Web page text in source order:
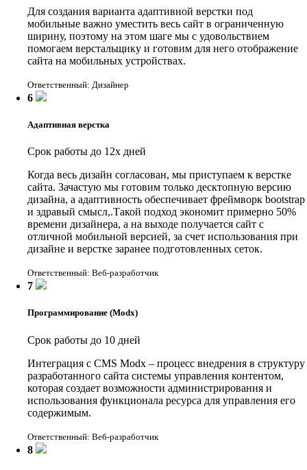
Для создания варианта адаптивной верстки под
мобильные важно уместить весь сайт в ограниченную
ширину, поэтому на этом шаге мы с удовольствием
помогаем верстальщику и готовим для него отображение
сайта на мобильных устройствах.
Ответственный: Дизайнер
6
Адаптивная верстка
Срок работы до 12х дней
Когда весь дизайн согласован, мы приступаем к верстке
сайта. Зачастую мы готовим только десктопную версию
дизайна, а адаптивность обеспечивает фреймворк bootstrap
и здравый смысл,.Такой подход экономит примерно 50%
времени дизайнера, а на выходе получается сайт с
отличной мобильной версией, за счет использования при
дизайне и верстке заранее подготовленных сеток.
Ответственный: Веб-разработчик
7
Программирование (Modx)
Срок работы до 10 дней
Интеграция с CMS Modx – процесс внедрения в структуру
разработанного сайта системы управления контентом,
которая создает возможности администрирования и
использования функционала ресурса для управления его
содержимым.
Ответственный: Веб-разработчик
8